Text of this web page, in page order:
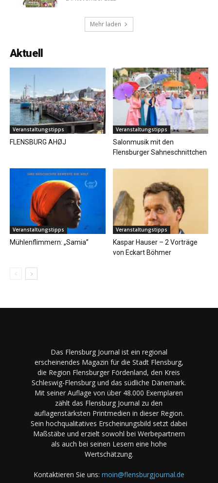
Mehr laden
Aktuell
Veranstaltungstipps
FLENSBURG AHØJ
Veranstaltungstipps
Salonmusik mit den
Flensburger Sahneschnittchen
Veranstaltungstipps
Mühlenflimmern: „Samia”
Veranstaltungstipps
Kaspar Hauser – 2 Vorträge
von Eckart Böhmer
Das Flensburg Journal ist ein regional
erscheinendes Magazin für die Stadt Flensburg,
die Region Flensburger Fördenland, den Kreis
Schleswig-Flensburg und das südliche Dänemark.
Mit seiner Auflage von über 48.000 Exemplaren
zählt das Flensburg Journal zu den
auflagenstärksten Printmedien in dieser Region.
Sein hochqualitatives Erscheinungsbild setzt dabei
Maßstäbe und erzielt sowohl bei Werbepartnern
als auch bei seinen Lesern eine hohe
Wertschätzung.
Kontaktieren Sie uns: moin@flensburgjournal.de